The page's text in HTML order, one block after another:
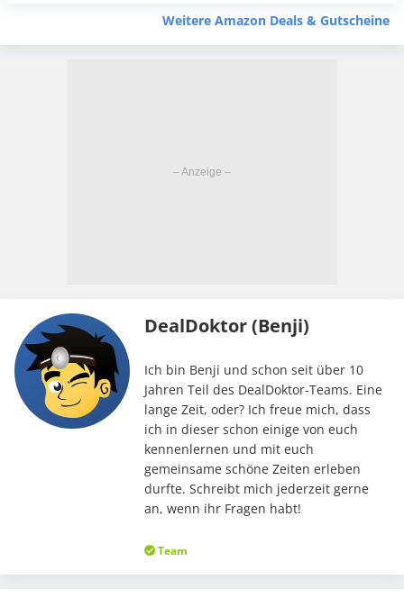
Weitere Amazon Deals & Gutscheine
DealDoktor (Benji)
Ich bin Benji und schon seit über 10
Jahren Teil des DealDoktor-Teams. Eine
lange Zeit, oder? Ich freue mich, dass
ich in dieser schon einige von euch
kennenlernen und mit euch
gemeinsame schöne Zeiten erleben
durfte. Schreibt mich jederzeit gerne
an, wenn ihr Fragen habt!
Team